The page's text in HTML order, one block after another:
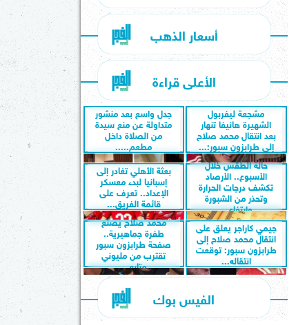
أسعار الذهب
الأعلى قراءة
مشجعة ليفربول
الشهيرة هانيفا تنهار
بعد انتقال محمد صلاح
إلى طرابزون سبور:...
جدل واسع بعد منشور
متداولة عن منع سيدة
من الصلاة داخل
مطعم.....
حالة الطقس خلال
الأسبوع.. الأرصاد
تكشف درجات الحرارة
وتحذر من الشبورة
وارتفاع...
بعثة الأهلي تغادر إلى
إسبانيا لبدء معسكر
الإعداد.. تعرف على
قائمة الفريق...
جيمي كاراجر يعلق على
انتقال محمد صلاح إلى
طرابزون سبور: توقعت
انتقاله...
محمد صلاح يصنع
طفرة جماهيرية..
صفحة طرابزون سبور
تقترب من مليوني
متابع...
الفيس بوك